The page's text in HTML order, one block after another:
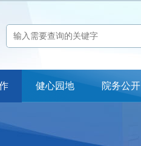
健心园地 院务公开
科室介绍